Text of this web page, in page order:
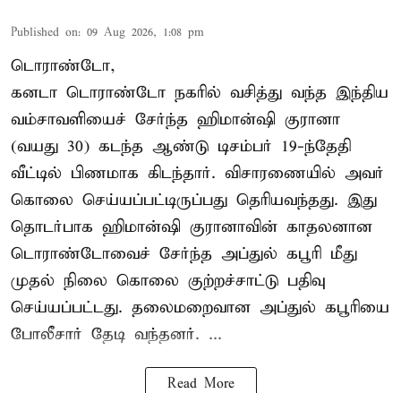
Published on: 09 Aug 2026, 1:08 pm
டொராண்டோ,
கனடா டொராண்டோ நகரில் வசித்து வந்த இந்திய
வம்சாவளியைச் சேர்ந்த ஹிமான்ஷி குரானா
(வயது 30) கடந்த ஆண்டு டிசம்பர் 19-ந்தேதி
வீட்டில் பிணமாக கிடந்தார். விசாரணையில் அவர்
கொலை செய்யப்பட்டிருப்பது தெரியவந்தது. இது
தொடர்பாக ஹிமான்ஷி குரானாவின் காதலனான
டொராண்டோவைச் சேர்ந்த அப்துல் கபூரி மீது
முதல் நிலை கொலை குற்றச்சாட்டு பதிவு
செய்யப்பட்டது. தலைமறைவான அப்துல் கபூரியை
போலீசார் தேடி வந்தனர். ...
Read More